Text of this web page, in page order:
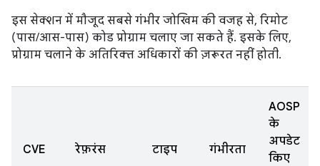
इस सेक्शन में मौजूद सबसे गंभीर जोखिम की वजह से, रिमोट
(पास/आस-पास) कोड प्रोग्राम चलाए जा सकते हैं. इसके लिए,
प्रोग्राम चलाने के अतिरिक्त अधिकारों की ज़रूरत नहीं होती.
CVE रेफ़रंस टाइप गंभीरता
AOSP
के
अपडेट
किए